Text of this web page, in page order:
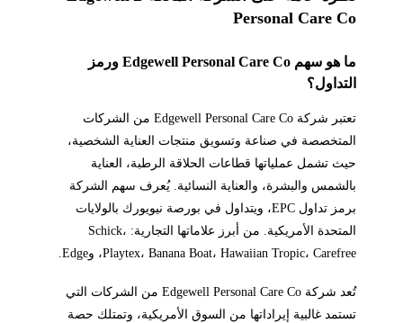
Personal Care Co
ما هو سهم Edgewell Personal Care Co ورمز
التداول؟
تعتبر شركة Edgewell Personal Care Co من الشركات
المتخصصة في صناعة وتسويق منتجات العناية الشخصية،
حيث تشمل عملياتها قطاعات الحلاقة الرطبة، العناية
بالشمس والبشرة، والعناية النسائية. يُعرف سهم الشركة
برمز تداول EPC، ويتداول في بورصة نيويورك بالولايات
المتحدة الأمريكية. من أبرز علاماتها التجارية: Schick،
Playtex، Banana Boat، Hawaiian Tropic، Carefree، وEdge.
تُعد شركة Edgewell Personal Care Co من الشركات التي
تستمد غالبية إيراداتها من السوق الأمريكية، وتمتلك حصة